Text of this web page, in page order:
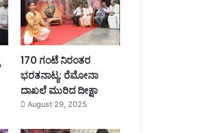
170 ಗಂಟೆ ನಿರಂತರ
ಭರತನಾಟ್ಯ: ರೆಮೋನಾ
ದಾಖಲೆ ಮುರಿದ ದೀಕ್ಷಾ
August 29, 2025